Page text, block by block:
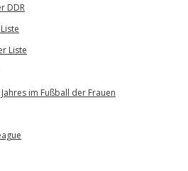
DDR
Liste
im Fußball der Frauen